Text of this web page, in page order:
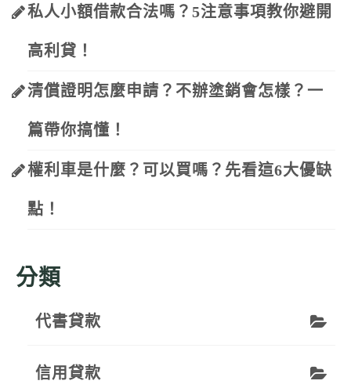
私人小額借款合法嗎？5注意事項教你避開
高利貸！
清償證明怎麼申請？不辦塗銷會怎樣？一
篇帶你搞懂！
權利車是什麼？可以買嗎？先看這6大優缺
點！
分類
代書貸款
信用貸款